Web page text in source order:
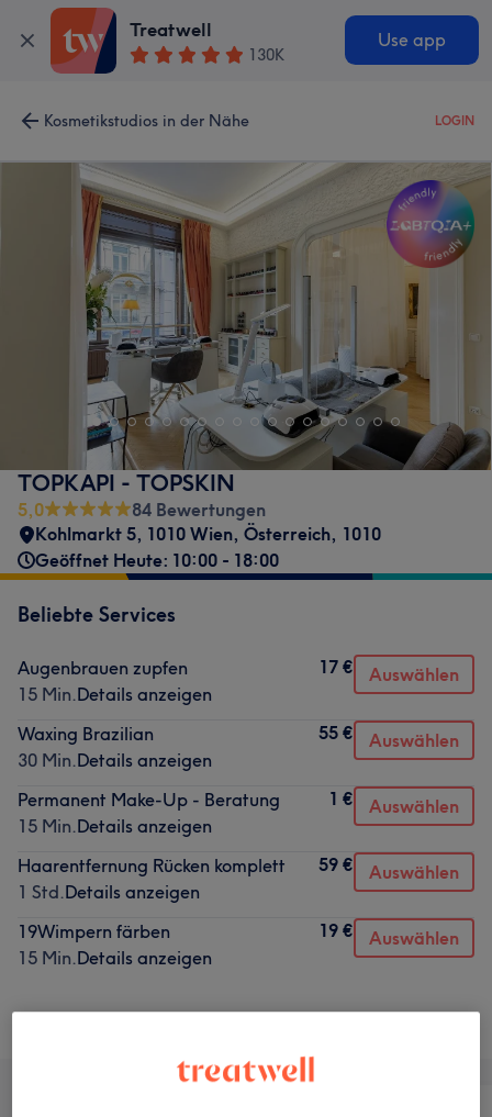
Treatwell
130K
Use app
Kosmetikstudios in der Nähe LOGIN
TOPKAPI - TOPSKIN
5,0
84 Bewertungen
Kohlmarkt 5, 1010 Wien, Österreich, 1010
Geöffnet Heute: 10:00 - 18:00
Beliebte Services
Augenbrauen zupfen
15 Min.Details anzeigen
17 € Auswählen
Waxing Brazilian
30 Min.Details anzeigen
55 € Auswählen
Permanent Make-Up - Beratung
15 Min.Details anzeigen
1 € Auswählen
Haarentfernung Rücken komplett
1 Std.Details anzeigen
59 € Auswählen
19Wimpern färben
15 Min.Details anzeigen
19 € Auswählen